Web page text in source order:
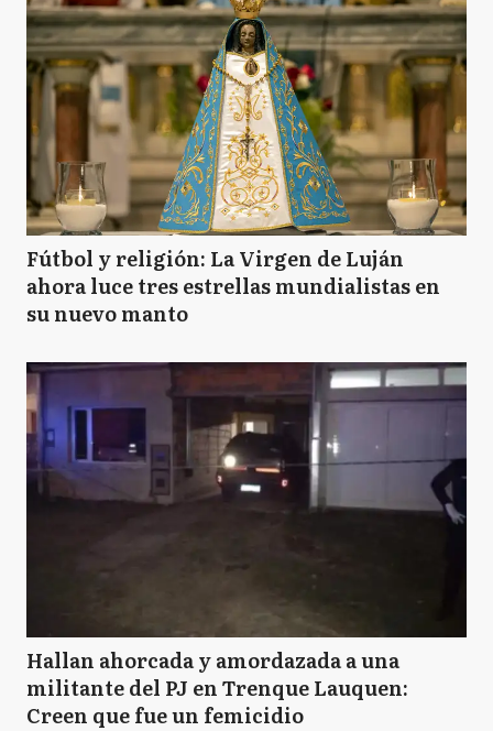
Fútbol y religión: La Virgen de Luján
ahora luce tres estrellas mundialistas en
su nuevo manto
Hallan ahorcada y amordazada a una
militante del PJ en Trenque Lauquen:
Creen que fue un femicidio